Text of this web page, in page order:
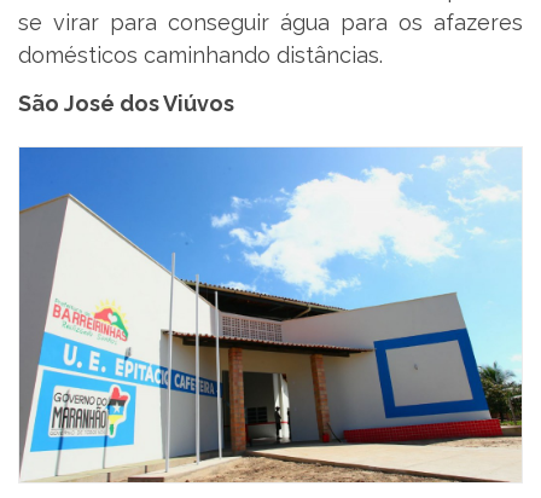
se virar para conseguir água para os afazeres
domésticos caminhando distâncias.
São José dos Viúvos